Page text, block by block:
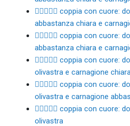
👩🏼‍❤️‍👨🏾 coppia con cuore:
abbastanza chiara e
👩🏼‍❤️‍👨🏿 coppia con cuore:
abbastanza chiara e
👩🏽‍❤️‍👨🏻 coppia con cuore:
olivastra e carnagione
👩🏽‍❤️‍👨🏼 coppia con cuore:
olivastra e carnagione
👩🏽‍❤️‍👨🏽 coppia con cuore:
olivastra